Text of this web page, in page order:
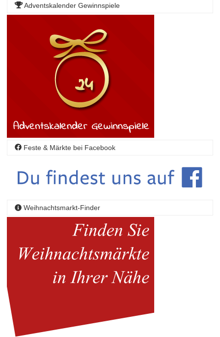
Adventskalender Gewinnspiele
Feste & Märkte bei Facebook
Weihnachtsmarkt-Finder